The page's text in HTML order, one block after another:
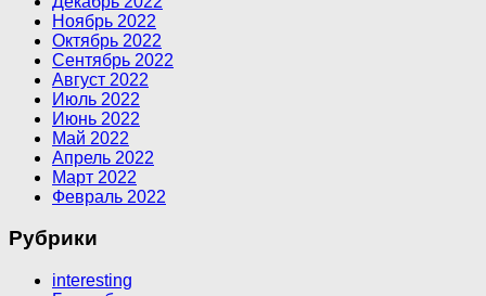
Ноябрь 2022
Октябрь 2022
Сентябрь 2022
Август 2022
Июль 2022
Июнь 2022
Май 2022
Апрель 2022
Март 2022
Февраль 2022
Рубрики
interesting